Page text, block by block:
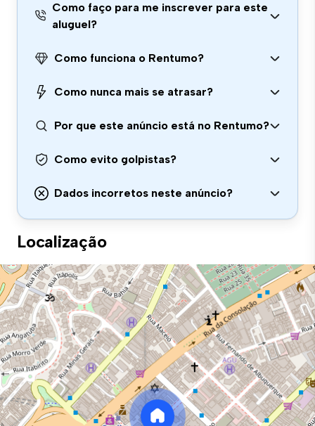
Como faço para me inscrever para este
aluguel?
Como funciona o Rentumo?
Como nunca mais se atrasar?
Por que este anúncio está no Rentumo?
Como evito golpistas?
Dados incorretos neste anúncio?
Localização